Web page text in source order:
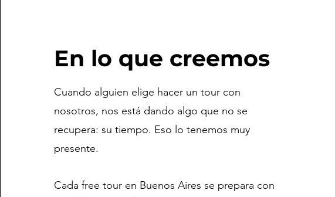
En lo que creemos
Cuando alguien elige hacer un tour con
nosotros, nos está dando algo que no se
recupera: su tiempo. Eso lo tenemos muy
presente.
Cada free tour en Buenos Aires se prepara con